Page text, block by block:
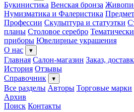
Букинистика Венская бронза
Нумизматика и Фалеристика
Профессии Скульптура и статуэтки
планы Столовое серебро
приборы Ювелирные украшения
О нас
▾
Главная Салон-магазин Заказ,
История Отзывы
Справочник
▾
Все разделы Авторы Торговые марки
Архив
Поиск Контакты